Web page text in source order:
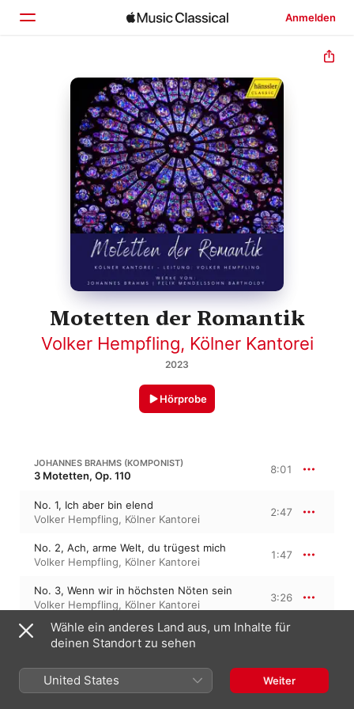
Anmelden
Startseite
Entdecken
Suchen
Motetten der Romantik
Volker Hempfling, Kölner Kantorei
2023
Hörprobe
JOHANNES BRAHMS (KOMPONIST)
3 Motetten, Op. 110 8:01
No. 1, Ich aber bin elend
Volker Hempfling, Kölner Kantorei
2:47
No. 2, Ach, arme Welt, du trügest mich
Volker Hempfling, Kölner Kantorei
1:47
No. 3, Wenn wir in höchsten Nöten sein
Volker Hempfling, Kölner Kantorei
3:26
JOHANNES BRAHMS (KOMPONIST)
No. 1, Warum ist das Licht gegeben dem
Mühseligen?
10:19
Wähle ein anderes Land aus, um Inhalte für
deinen Standort zu sehen
United States Weiter